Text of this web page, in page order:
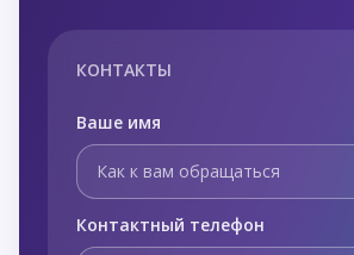
КОНТАКТЫ
Ваше имя
Контактный телефон